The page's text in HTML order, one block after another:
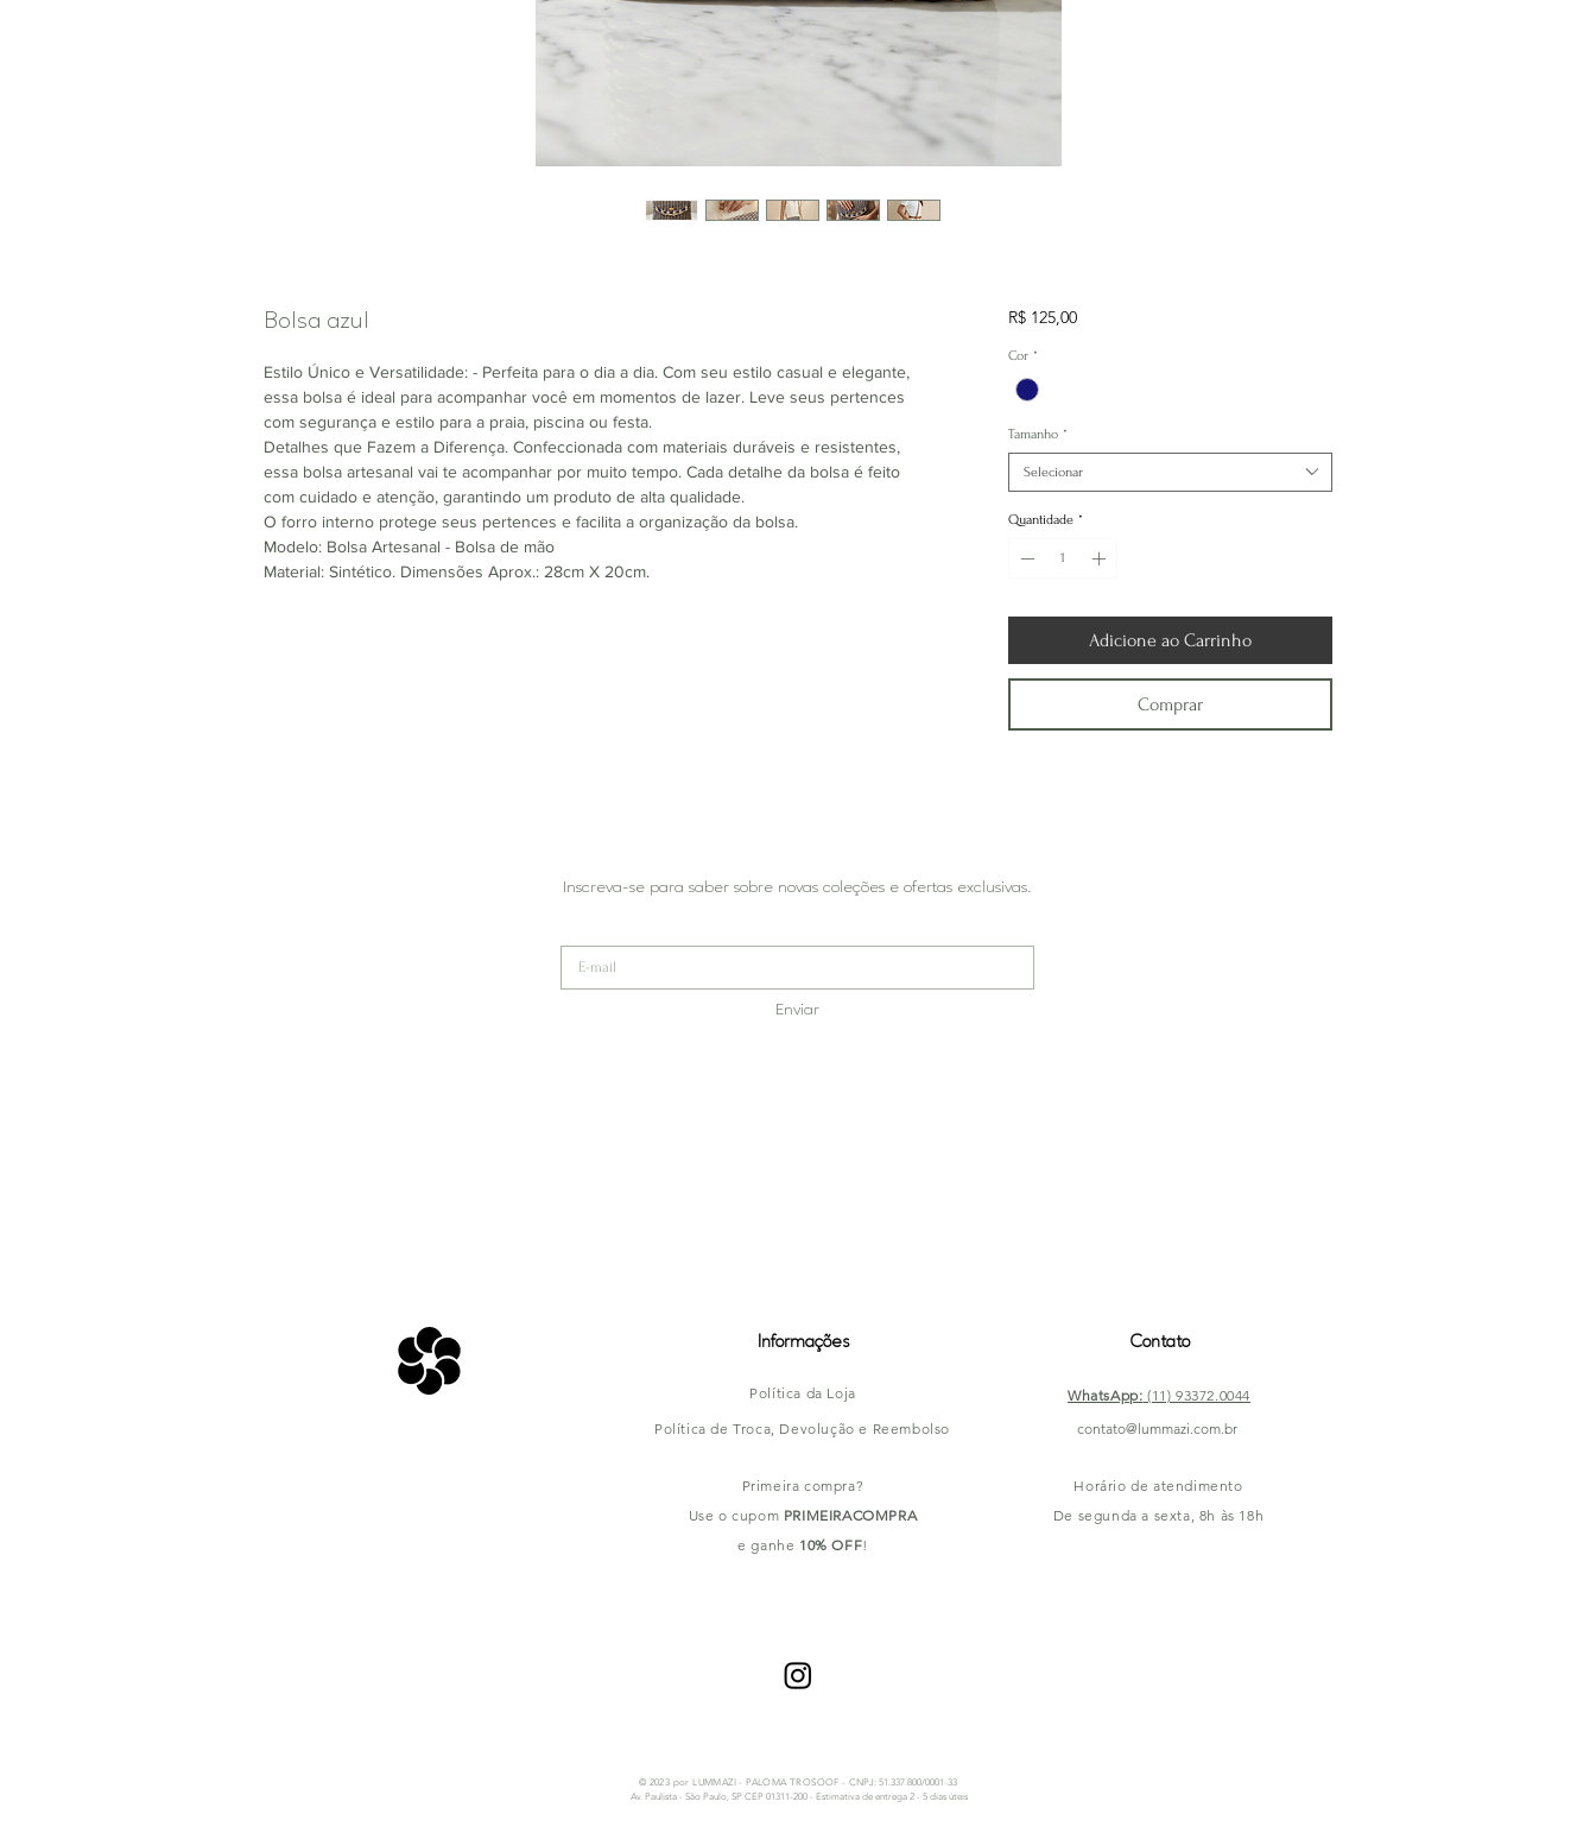
Bolsa azul
Estilo Único e Versatilidade: - Perfeita para o dia a dia. Com seu estilo casual e elegante,
essa bolsa é ideal para acompanhar você em momentos de lazer. Leve seus pertences
com segurança e estilo para a praia, piscina ou festa.
Detalhes que Fazem a Diferença. Confeccionada com materiais duráveis e resistentes,
essa bolsa artesanal vai te acompanhar por muito tempo. Cada detalhe da bolsa é feito
com cuidado e atenção, garantindo um produto de alta qualidade.
O forro interno protege seus pertences e facilita a organização da bolsa.
Modelo: Bolsa Artesanal - Bolsa de mão
Material: Sintético. Dimensões Aprox.: 28cm X 20cm.
R$ 125,00Preço
Cor *
Tamanho *
Selecionar
Quantidade *
Adicione ao Carrinho
Comprar
Inscreva-se para saber sobre novas coleções e ofertas exclusivas.
Enviar
Informações
Política da Loja
Política de Troca, Devolução e Reembolso
Primeira compra?
Use o cupom PRIMEIRACOMPRA
e ganhe 10% OFF!
Contato
WhatsApp: (11) 93372.0044
contato@lummazi.com.br
Horário de atendimento
De segunda a sexta, 8h às 18h
© 2023 por LUMMAZI - PALOMA TROSOOF -CNPJ: 51.337.800/0001-33
Av. Paulista - São Paulo, SP CEP 01311-200 - Estimativa de entrega 2 - 5 dias úteis